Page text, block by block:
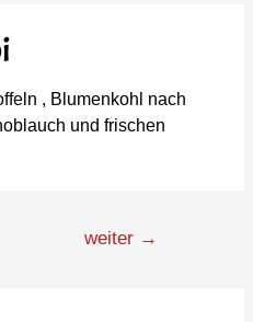
, Blumenkohl nach
und frischen
weiter →